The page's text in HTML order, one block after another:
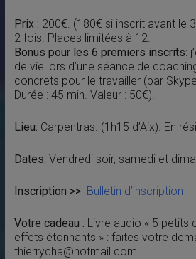
Prix : 200€. (180€ si inscrit avant le
2 fois. Places limitées à 12.
Bonus pour les 6 premiers inscrits:
de vie lors d’une séance de
concrets pour le travailler (par
Durée : 45 min. Valeur : 50€).
Lieu: Carpentras. (1h15 d’Aix). En
Dates: Vendredi soir, samedi et
Inscription >> Bulletin d’inscription
Votre cadeau : Livre audio « 5 petits
effets étonnants » : faites votre
thierrycha@hotmail.com